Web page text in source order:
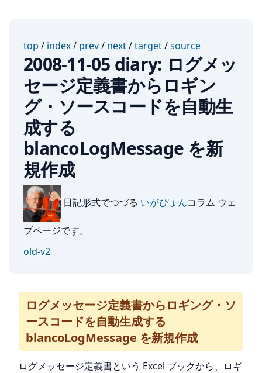
top / index/ prev/ next/target/source
2008-11-05 diary: ログメッ
セージ定義書からロギン
グ・ソースコードを自動生
成する
blancoLogMessage を新
規作成
日記形式でつづる いがぴょんコラム ウェ
ブページです。
old-v2
ログメッセージ定義書からロギング・ソ
ースコードを自動生成する
blancoLogMessage を新規作成
ログメッセージ定義書という Excel ブックから、ロギ